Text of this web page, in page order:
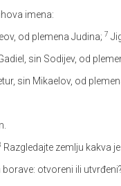
imena:
od plemena Judina; 7
sin Sodijev, od
sin Mikaelov, od
Razgledajte zemlju kakva
otvoreni ili utvrđeni?